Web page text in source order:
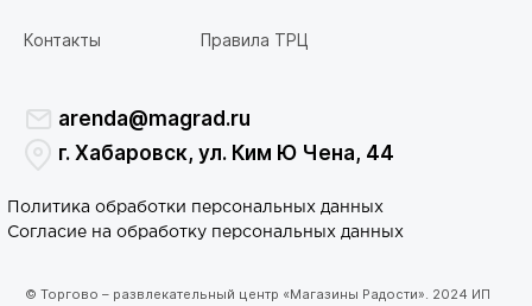
Контакты Правила ТРЦ
arenda@magrad.ru
г. Хабаровск, ул. Ким Ю Чена, 44
Политика обработки персональных данных
Согласие на обработку персональных данных
© Торгово – развлекательный центр «Магазины Радости». 2024 ИП